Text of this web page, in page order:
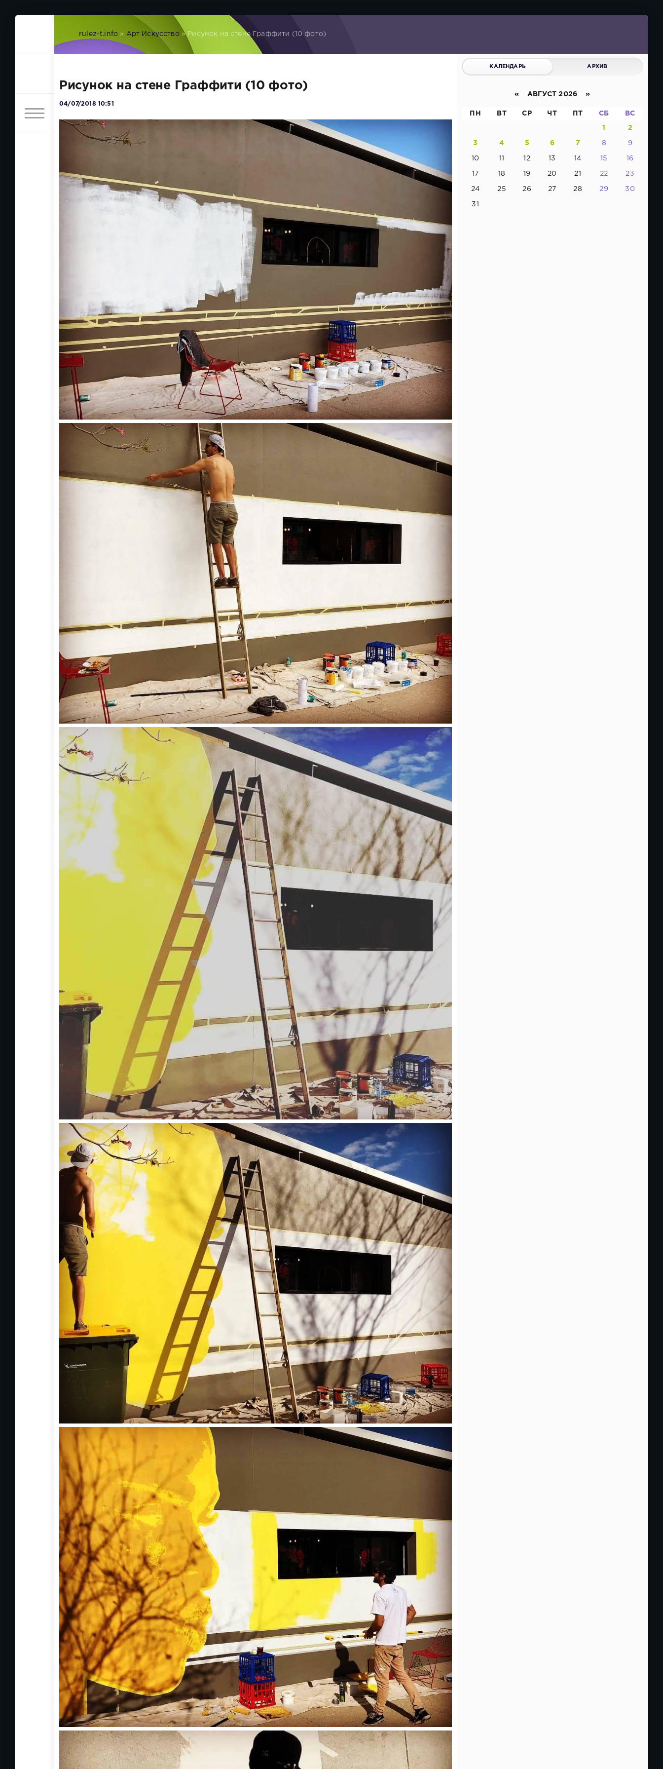
rulez-t.info » Арт Искусство» Рисунок на стене Граффити (10 фото)
Рисунок на стене Граффити (10 фото)
04/07/2018 10:51
КАЛЕНДАРЬ АРХИВ
« АВГУСТ 2026 »
ПН ВТ СР ЧТ ПТ СБ ВС
1 2
3 4 5 6 7 8 9
10 11 12 13 14 15 16
17 18 19 20 21 22 23
24 25 26 27 28 29 30
31